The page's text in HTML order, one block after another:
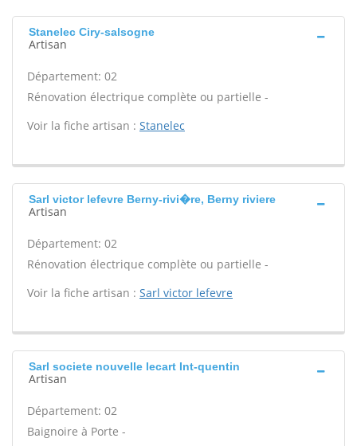
Stanelec Ciry-salsogne
Artisan
Département: 02
Rénovation électrique complète ou partielle -
Voir la fiche artisan : Stanelec
Sarl victor lefevre Berny-rivi�re, Berny riviere
Artisan
Département: 02
Rénovation électrique complète ou partielle -
Voir la fiche artisan : Sarl victor lefevre
Sarl societe nouvelle lecart Int-quentin
Artisan
Département: 02
Baignoire à Porte -